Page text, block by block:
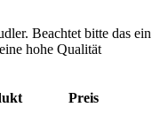
Beachtet bitte das ein
hohe Qualität
Preis